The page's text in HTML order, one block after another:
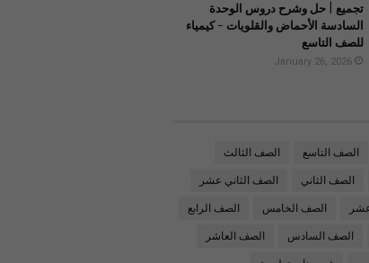
تجميع | حل وشرح دروس الوحدة
السادسة الأحماض والقلويات - كيمياء
للصف التاسع
January 26, 2026
الصف التاسع الصف الثالث
الصف الثاني الصف الثاني عشر
الصف الخامس الصف الرابع
الصف السادس الصف العاشر